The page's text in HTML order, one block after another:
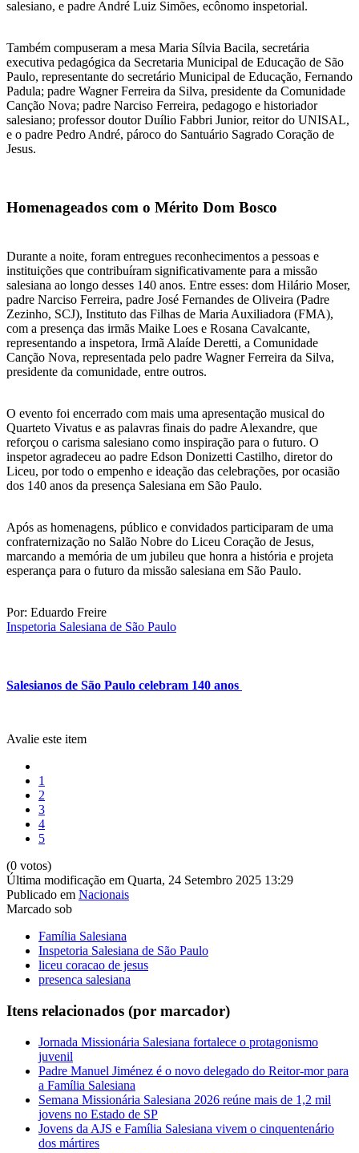
salesiano, e padre André Luiz Simões, ecônomo inspetorial.
Também compuseram a mesa Maria Sílvia Bacila, secretária
executiva pedagógica da Secretaria Municipal de Educação de São
Paulo, representante do secretário Municipal de Educação, Fernando
Padula; padre Wagner Ferreira da Silva, presidente da Comunidade
Canção Nova; padre Narciso Ferreira, pedagogo e historiador
salesiano; professor doutor Duílio Fabbri Junior, reitor do UNISAL,
e o padre Pedro André, pároco do Santuário Sagrado Coração de
Jesus.
Homenageados com o Mérito Dom Bosco
Durante a noite, foram entregues reconhecimentos a pessoas e
instituições que contribuíram significativamente para a missão
salesiana ao longo desses 140 anos. Entre esses: dom Hilário Moser,
padre Narciso Ferreira, padre José Fernandes de Oliveira (Padre
Zezinho, SCJ), Instituto das Filhas de Maria Auxiliadora (FMA),
com a presença das irmãs Maike Loes e Rosana Cavalcante,
representando a inspetora, Irmã Alaíde Deretti, a Comunidade
Canção Nova, representada pelo padre Wagner Ferreira da Silva,
presidente da comunidade, entre outros.
O evento foi encerrado com mais uma apresentação musical do
Quarteto Vivatus e as palavras finais do padre Alexandre, que
reforçou o carisma salesiano como inspiração para o futuro. O
inspetor agradeceu ao padre Edson Donizetti Castilho, diretor do
Liceu, por todo o empenho e ideação das celebrações, por ocasião
dos 140 anos da presença Salesiana em São Paulo.
Após as homenagens, público e convidados participaram de uma
confraternização no Salão Nobre do Liceu Coração de Jesus,
marcando a memória de um jubileu que honra a história e projeta
esperança para o futuro da missão salesiana em São Paulo.
Por: Eduardo Freire
Inspetoria Salesiana de São Paulo
Salesianos de São Paulo celebram 140 anos
Avalie este item
1
2
3
4
5
(0 votos)
Última modificação em Quarta, 24 Setembro 2025 13:29
Publicado em Nacionais
Marcado sob
Família Salesiana
Inspetoria Salesiana de São Paulo
liceu coracao de jesus
presenca salesiana
Itens relacionados (por marcador)
Jornada Missionária Salesiana fortalece o protagonismo
juvenil
Padre Manuel Jiménez é o novo delegado do Reitor-mor para
a Família Salesiana
Semana Missionária Salesiana 2026 reúne mais de 1,2 mil
jovens no Estado de SP
Jovens da AJS e Família Salesiana vivem o cinquentenário
dos mártires